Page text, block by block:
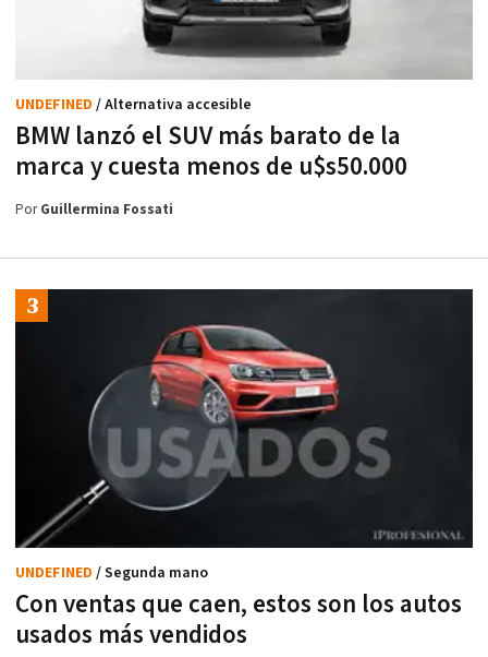
BMW lanzó el SUV más barato de la
marca y cuesta menos de u$s50.000
UNDEFINED / Alternativa accesible
PorGuillermina Fossati
Con ventas que caen, estos son los autos
usados más vendidos
UNDEFINED / Segunda mano